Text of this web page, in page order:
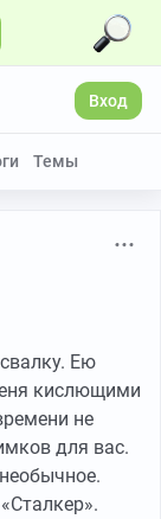
Вход
Темы
Ею
кислющими
не
для вас.